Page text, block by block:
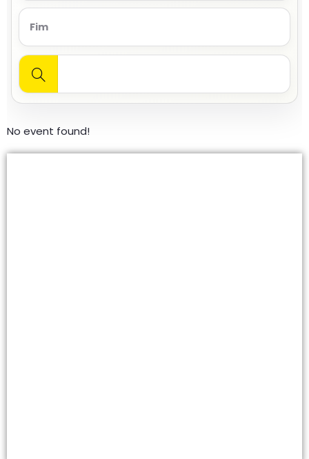
No event found!